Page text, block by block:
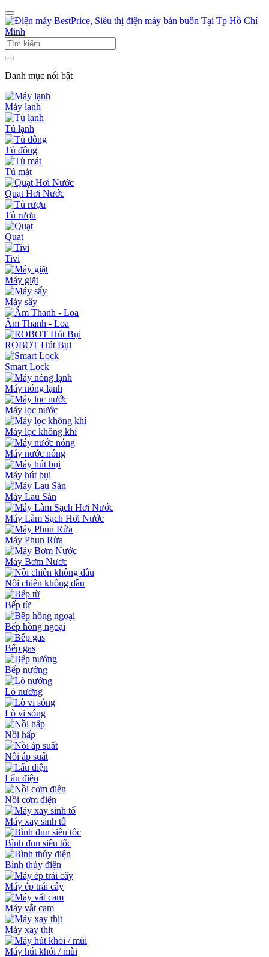
Danh mục nổi bật
Máy lạnh
Tủ lạnh
Tủ đông
Tủ mát
Quạt Hơi Nước
Tủ rượu
Quạt
Tivi
Máy giặt
Máy sấy
Âm Thanh - Loa
ROBOT Hút Bụi
Smart Lock
Máy nóng lạnh
Máy lọc nước
Máy lọc không khí
Máy nước nóng
Máy hút bụi
Máy Lau Sàn
Máy Làm Sạch Hơi Nước
Máy Phun Rửa
Máy Bơm Nước
Nồi chiên không dầu
Bếp từ
Bếp hồng ngoại
Bếp gas
Bếp nướng
Lò nướng
Lò vi sóng
Nồi hấp
Nồi áp suất
Lẩu điện
Nồi cơm điện
Máy xay sinh tố
Bình đun siêu tốc
Bình thủy điện
Máy ép trái cây
Máy vắt cam
Máy xay thịt
Máy hút khói / mùi